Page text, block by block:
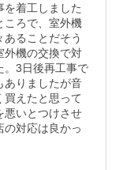
を着工しました
ころで、室外機
ることだそう
外機の交換で対
。3日後再工事で
ありましたが音
買えたと思って
悪いとつけさせ
の対応は良かっ